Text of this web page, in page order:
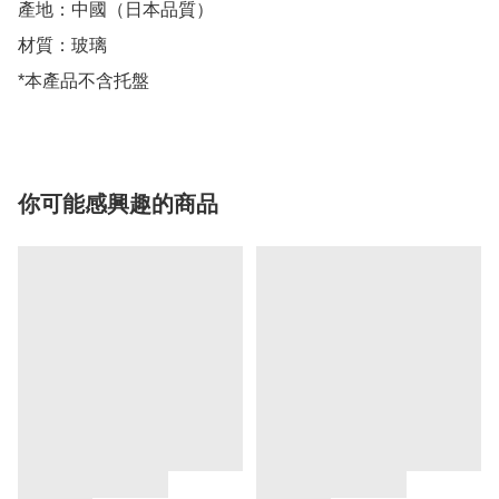
產地：中國（日本品質）
材質：玻璃
*本產品不含托盤
你可能感興趣的商品